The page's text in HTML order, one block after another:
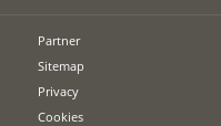
Partner
Sitemap
Privacy
Cookies